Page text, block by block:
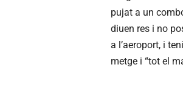
pujat a un
diuen res i no
a l’aeroport, i
metge i “tot el